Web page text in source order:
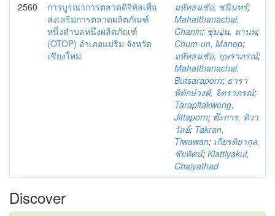
2560
การบูรณาการตลาดดิจิทัลเพื่อ
ส่งเสริมการตลาดผลิตภัณฑ์
หนึ่งตำบลหนึ่งผลิตภัณฑ์
(OTOP) อำเภอแม่ริม จังหวัด
เชียงใหม่
มหัทธนชัย, ชนินทร์;
Mahatthanachai,
Chanin; ชุ่มอุ่น, มานพ;
Chum-un, Manop;
มหัทธนชัย, บุษราภรณ์;
Mahatthanachai,
Butsaraporn; ธารา
พิทักษ์วงศ์, จิตราภรณ์;
Tarapitakwong,
Jittaporn; ต๊ะการ, ทิวา
วัลย์; Takran,
Tiwawan; เกียรติยากุล,
ชัยทัศน์; Kiattiyakul,
Chaiyathad
Discover